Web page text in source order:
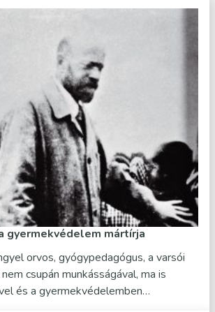
gyermekvédelem mártírja
orvos, gyógypedagógus, a varsói
csupán munkásságával, ma is
és a gyermekvédelemben…